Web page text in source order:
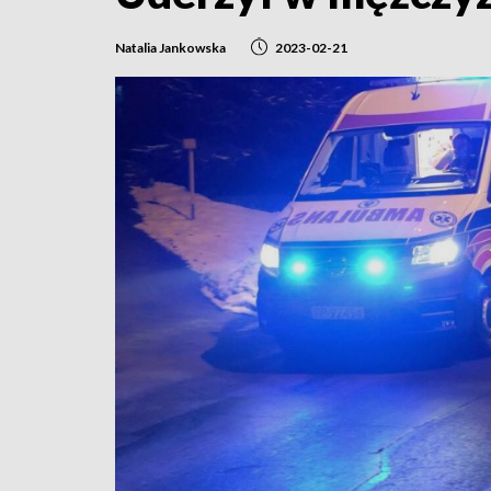
Natalia Jankowska 2023-02-21